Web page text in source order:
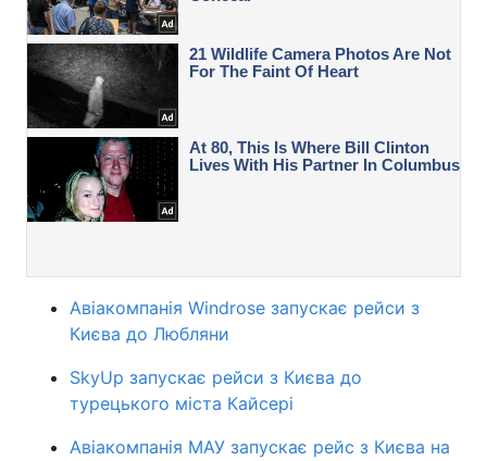
Авіакомпанія Windrose запускає рейси з
Києва до Любляни
SkyUp запускає рейси з Києва до
турецького міста Кайсері
Авіакомпанія МАУ запускає рейс з Києва на